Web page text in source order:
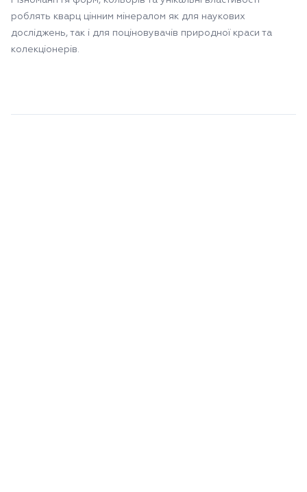
роблять кварц цінним мінералом як для наукових
досліджень, так і для поціновувачів природної краси та
колекціонерів.